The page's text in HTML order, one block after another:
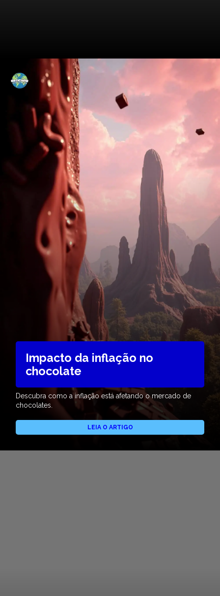
Impacto da inflação no
chocolate
Descubra como a inflação está afetando o mercado de
chocolates.
LEIA O ARTIGO